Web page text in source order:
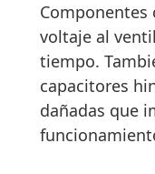
Componentes
voltaje al
tiempo.
capacitores
dañadas que